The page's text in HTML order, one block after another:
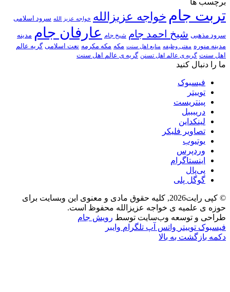
برچسب ها
تربت جام خواجه عزیزالله خواجه عزیز الله سرود اسلامی
سرود مذهبی شیخ احمد جام شیخ جام عارفان جام مدینه
مدینه منوره مفتی وظیفه منابع اهل سنت مکه مکه مکرمه نعت اسلامی گریه عالم
اهل سنت گریه ی عالم اهل تسنن گریه ی عالم اهل سنت
ما را دنبال کنید
فیسبوک
توییتر
پینتریست
دریبببل
لینکداین
تصاویر فلیکر
یوتیوب
وردپرس
اینستاگرام
پی‌پال
گوگل پلی
© کپی رایت2026, کلیه حقوق مادی و معنوی این وبسایت برای
حوزه ی علمیه ی خواجه عزیزالله محفوظ است.
طراحی و توسعه وب‌سایت توسط رویش جام
فیسبوک توییتر واتس آپ تلگرام وایبر
دکمه بازگشت به بالا